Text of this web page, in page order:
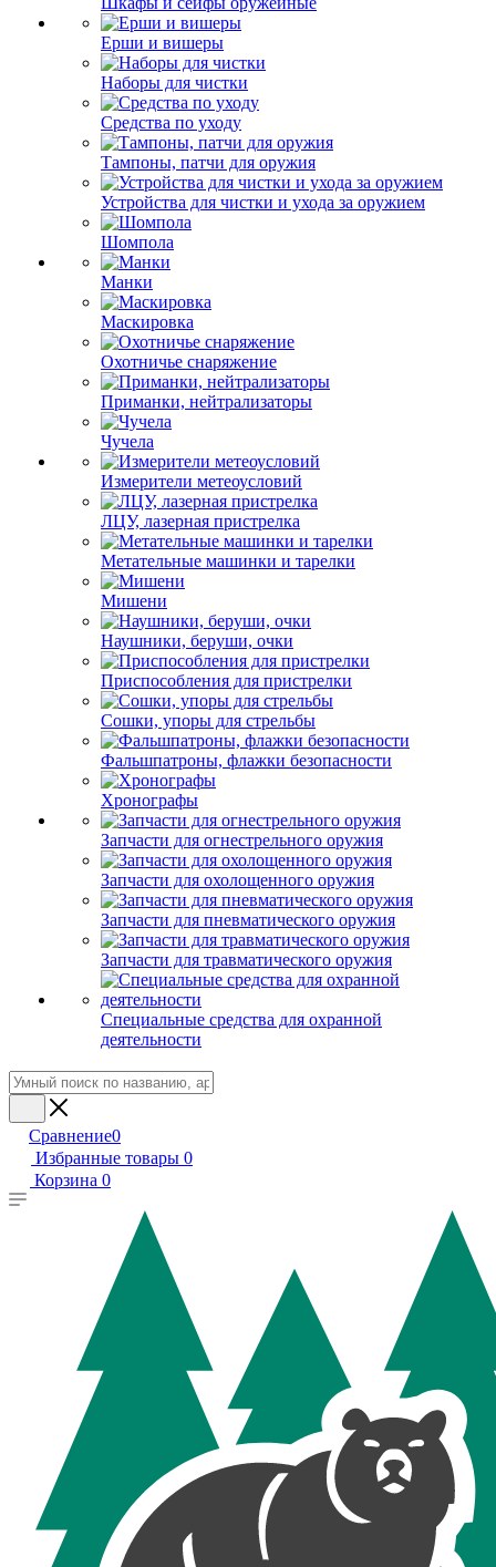
Ерши и вишеры
Наборы для чистки
Средства по уходу
Тампоны, патчи для оружия
Устройства для чистки и ухода за оружием
Шомпола
Манки
Маскировка
Охотничье снаряжение
Приманки, нейтрализаторы
Чучела
Измерители метеоусловий
ЛЦУ, лазерная пристрелка
Метательные машинки и тарелки
Мишени
Наушники, беруши, очки
Приспособления для пристрелки
Сошки, упоры для стрельбы
Фальшпатроны, флажки безопасности
Хронографы
Запчасти для огнестрельного оружия
Запчасти для охолощенного оружия
Запчасти для пневматического оружия
Запчасти для травматического оружия
Специальные средства для охранной
деятельности
Сравнение0
Избранные товары 0
Корзина 0